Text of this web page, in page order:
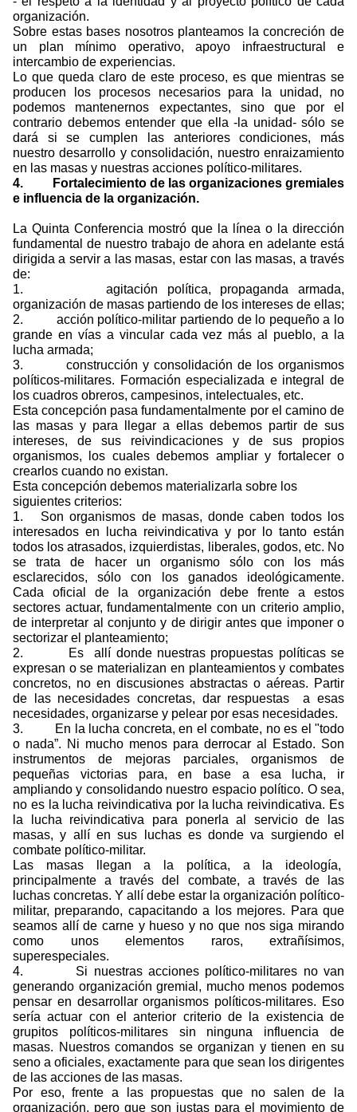
organización.
Sobre estas bases nosotros planteamos la concreción de
un plan mínimo operativo, apoyo infraestructural e
intercambio de experiencias.
Lo que queda claro de este proceso, es que mientras se
producen los procesos necesarios para la unidad, no
podemos mantenernos expectantes, sino que por el
contrario debemos entender que ella -la unidad- sólo se
dará si se cumplen las anteriores condiciones, más
nuestro desarrollo y consolidación, nuestro enraizamiento
en las masas y nuestras acciones político-militares.
4.
Fortalecimiento de las organizaciones gremiales
e influencia de la organización.
La Quinta Conferencia mostró que la línea o la dirección
fundamental de nuestro trabajo de ahora en adelante está
dirigida a servir a las masas, estar con las masas, a través
de:
1.
agitación política, propaganda armada,
organización de masas partiendo de los intereses de ellas;
2.
acción político-militar partiendo de lo pequeño a lo
grande en vías a vincular cada vez más al pueblo, a la
lucha armada;
3.
construcción y consolidación de los organismos
políticos-militares. Formación especializada e integral de
los cuadros obreros, campesinos, intelectuales, etc.
Esta concepción pasa fundamentalmente por el camino de
las masas y para llegar a ellas debemos partir de sus
intereses, de sus reivindicaciones y de sus propios
organismos, los cuales debemos ampliar y fortalecer o
crearlos cuando no existan.
Esta concepción debemos materializarla sobre los
siguientes criterios:
1.
Son organismos de masas, donde caben todos los
interesados en lucha reivindicativa y por lo tanto están
todos los atrasados, izquierdistas, liberales, godos, etc. No
se trata de hacer un organismo sólo con los más
esclarecidos, sólo con los ganados ideológicamente.
Cada oficial de la organización debe frente a estos
sectores actuar, fundamentalmente con un criterio amplio,
de interpretar al conjunto y de dirigir antes que imponer o
sectorizar el planteamiento;
2.
Es
allí donde nuestras propuestas políticas se
expresan o se materializan en planteamientos y combates
concretos, no en discusiones abstractas o aéreas. Partir
de las necesidades concretas, dar respuestas
a esas
necesidades, organizarse y pelear por esas necesidades.
3.
En la lucha concreta, en el combate, no es el "todo
o nada”. Ni mucho menos para derrocar al Estado. Son
instrumentos de mejoras parciales, organismos de
pequeñas victorias para, en base a esa lucha, ir
ampliando y consolidando nuestro espacio político. O sea,
no es la lucha reivindicativa por la lucha reivindicativa. Es
la lucha reivindicativa para ponerla al servicio de las
masas, y allí en sus luchas es donde va surgiendo el
combate político-militar.
Las masas llegan a la política, a la ideología,
principalmente a través del combate, a través de las
luchas concretas. Y allí debe estar la organización político-
militar, preparando, capacitando a los mejores. Para que
seamos allí de carne y hueso y no que nos siga mirando
como unos elementos raros, extrañísimos,
superespeciales.
4.
Si nuestras acciones político-militares no van
generando organización gremial, mucho menos podemos
pensar en desarrollar organismos políticos-militares. Eso
sería actuar con el anterior criterio de la existencia de
grupitos políticos-militares sin ninguna influencia de
masas. Nuestros comandos se organizan y tienen en su
seno a oficiales, exactamente para que sean los dirigentes
de las acciones de las masas.
Por eso, frente a las propuestas que no salen de la
organización, pero que son justas para el movimiento de